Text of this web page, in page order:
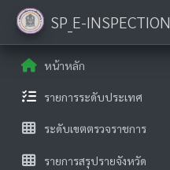
SP_E-INSPECTION
หน้าหลัก
รายการระดับประเทศ
ระดับเขตตรวจราชการ
รายการสรุปรายจังหวัด